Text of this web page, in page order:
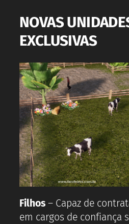
NOVAS
EXCLUSIVAS
Filhos – Capaz de
em cargos de confiança